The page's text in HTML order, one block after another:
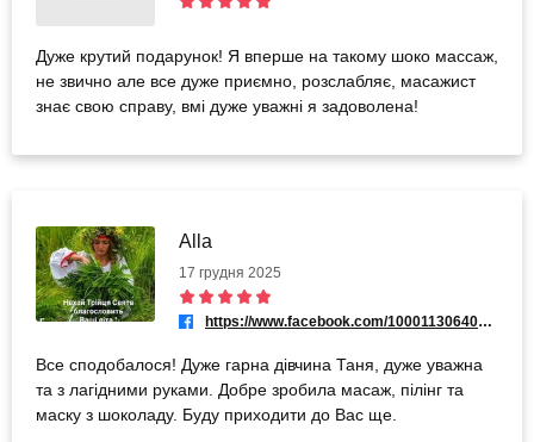
Дуже крутий подарунок! Я вперше на такому шоко массаж,
не звично але все дуже приємно, розслабляє, масажист
знає свою справу, вмі дуже уважні я задоволена!
Alla
17 грудня 2025
https://www.facebook.com/100011306402420
Все сподобалося! Дуже гарна дівчина Таня, дуже уважна
та з лагідними руками. Добре зробила масаж, пілінг та
маску з шоколаду. Буду приходити до Вас ще.